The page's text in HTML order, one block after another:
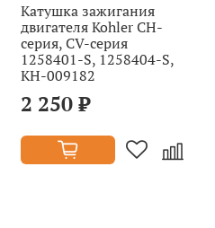
Катушка зажигания
двигателя Kohler CH-
серия, СV-серия
1258401-S, 1258404-S,
KH-009182
2 250 ₽